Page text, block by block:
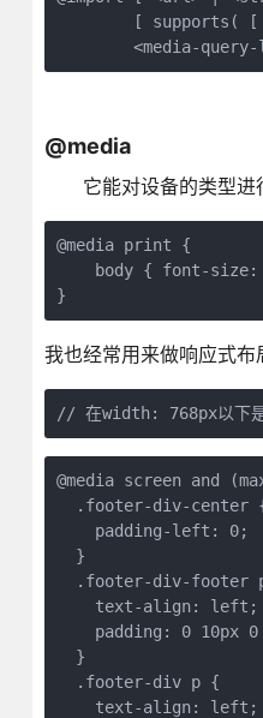
[ supports(
<media-query-
@media
它能对设备的类型进
@media print {
body { font-size:
}
我也经常用来做响应式布
// 在width: 768px以下是
@media screen and
.footer-div-center
    padding-left: 0;
  }
.footer-div-footer
    text-align: left;
padding: 0 10px 0
  }
  .footer-div p {
    text-align: left;